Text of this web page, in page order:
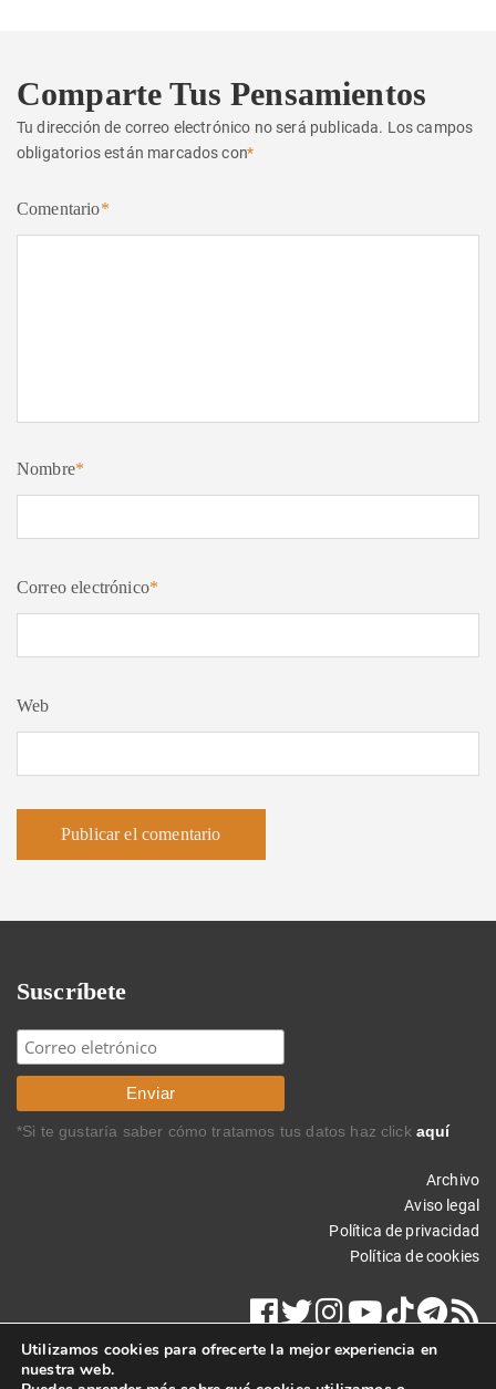
Comparte Tus Pensamientos
Tu dirección de correo electrónico no será publicada. Los campos
obligatorios están marcados con*
Comentario*
Nombre*
Correo electrónico*
Web
Suscríbete
*Si te gustaría saber cómo tratamos tus datos haz click aquí
Archivo
Aviso legal
Política de privacidad
Política de cookies
Utilizamos cookies para ofrecerte la mejor experiencia en
nuestra web.